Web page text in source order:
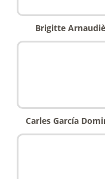
Brigitte
Carles García